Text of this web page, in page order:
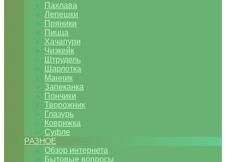
Пахлава
Лепешки
Пряники
Пицца
Хачапури
Чизкейк
Штрудель
Шарлотка
Манник
Запеканка
Пончики
Творожник
Глазурь
Коврижка
Суфле
РАЗНОЕ
Обзор интернета
Бытовые вопросы